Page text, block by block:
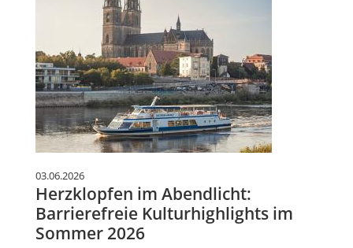
03.06.2026
Herzklopfen im Abendlicht:
Barrierefreie Kulturhighlights im
Sommer 2026